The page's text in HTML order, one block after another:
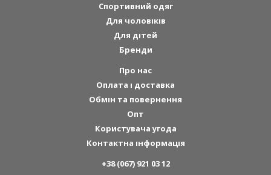
Спортивний одяг
Для чоловіків
Для дітей
Бренди
Про нас
Оплата і доставка
Обмін та повернення
Опт
Користувача угода
Контактна інформація
+38 (067) 921 03 12